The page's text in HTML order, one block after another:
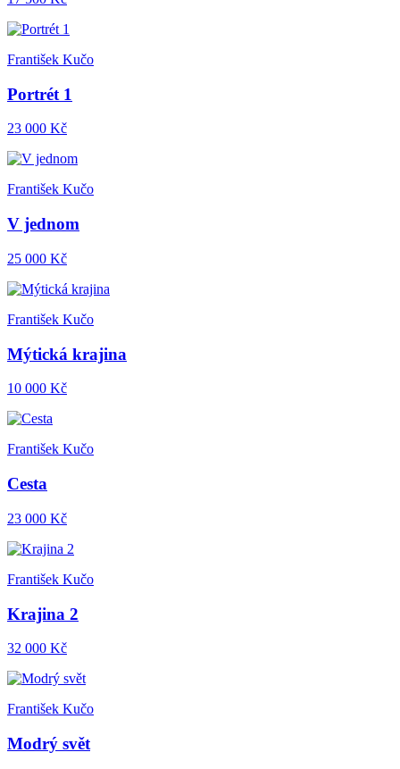
František Kučo
Portrét 1
23 000 Kč
František Kučo
V jednom
25 000 Kč
František Kučo
Mýtická krajina
10 000 Kč
František Kučo
Cesta
23 000 Kč
František Kučo
Krajina 2
32 000 Kč
František Kučo
Modrý svět